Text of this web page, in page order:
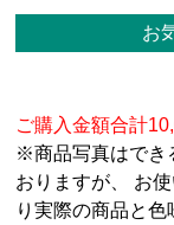
お
ご購入金額合計
※商品写真はでき
おりますが、 お
り実際の商品と色